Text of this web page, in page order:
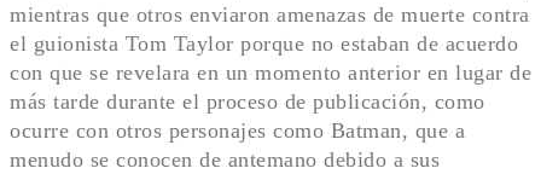
mientras que otros enviaron amenazas de muerte contra
el guionista Tom Taylor porque no estaban de acuerdo
con que se revelara en un momento anterior en lugar de
más tarde durante el proceso de publicación, como
ocurre con otros personajes como Batman, que a
menudo se conocen de antemano debido a sus